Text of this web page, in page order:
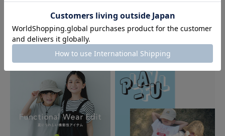
MAGICAL THEATER
DOORS
MUST BUY ITEMS KIDS Summer